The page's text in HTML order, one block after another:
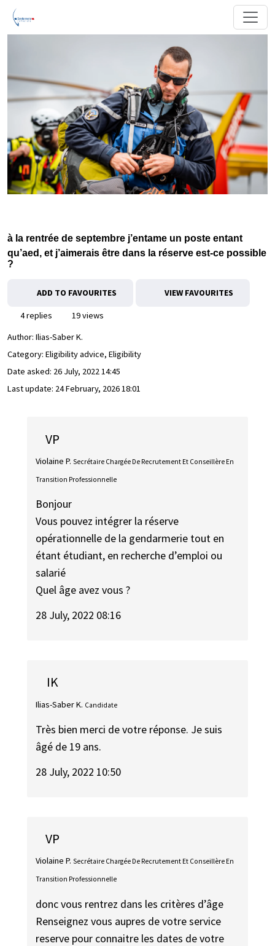
à la rentrée de septembre j’entame un poste entant
qu’aed, et j’aimerais être dans la réserve est-ce possible
?
ADD TO FAVOURITES VIEW FAVOURITES
4 replies
19 views
Author: Ilias-Saber K.
Category: Eligibility advice, Eligibility
Date asked: 26 July, 2022 14:45
Last update: 24 February, 2026 18:01
VP
Violaine P. Secrétaire Chargée De Recrutement Et Conseillère En
Transition Professionnelle
Bonjour
Vous pouvez intégrer la réserve
opérationnelle de la gendarmerie tout en
étant étudiant, en recherche d’emploi ou
salarié
Quel âge avez vous ?
28 July, 2022 08:16
IK
Ilias-Saber K. Candidate
Très bien merci de votre réponse. Je suis
âgé de 19 ans.
28 July, 2022 10:50
VP
Violaine P. Secrétaire Chargée De Recrutement Et Conseillère En
Transition Professionnelle
donc vous rentrez dans les critères d’âge
Renseignez vous aupres de votre service
reserve pour connaitre les dates de votre